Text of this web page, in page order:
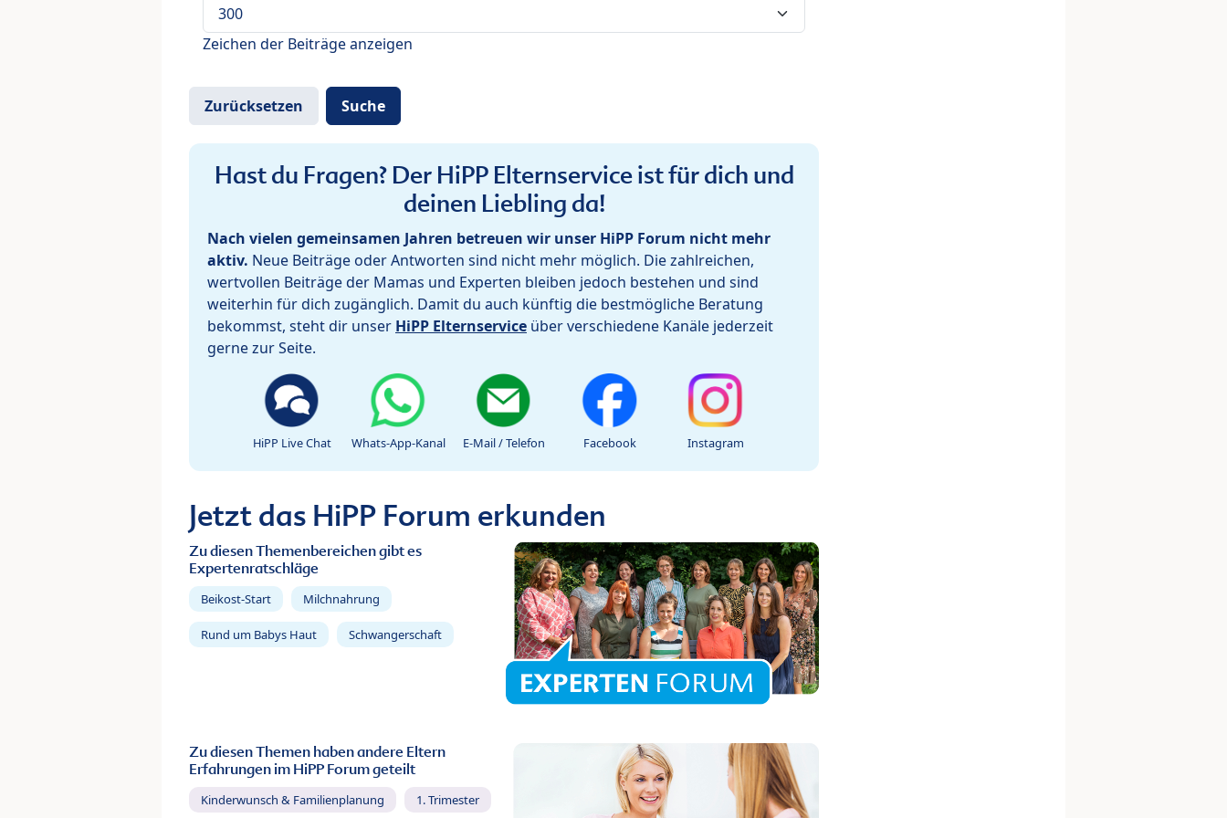
Zeichen der Beiträge anzeigen
Hast du Fragen? Der HiPP Elternservice ist für dich und
deinen Liebling da!
Nach vielen gemeinsamen Jahren betreuen wir unser HiPP Forum nicht mehr
aktiv. Neue Beiträge oder Antworten sind nicht mehr möglich. Die zahlreichen,
wertvollen Beiträge der Mamas und Experten bleiben jedoch bestehen und sind
weiterhin für dich zugänglich. Damit du auch künftig die bestmögliche Beratung
bekommst, steht dir unser HiPP Elternservice über verschiedene Kanäle jederzeit
gerne zur Seite.
HiPP Live Chat Whats-App-Kanal E-Mail / Telefon Facebook Instagram
Jetzt das HiPP Forum erkunden
Zu diesen Themenbereichen gibt es
Expertenratschläge
Beikost-Start Milchnahrung
Rund um Babys Haut Schwangerschaft
Zu diesen Themen haben andere Eltern
Erfahrungen im HiPP Forum geteilt
Kinderwunsch & Familienplanung 1. Trimester